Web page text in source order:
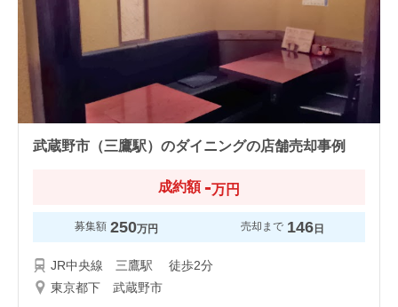
武蔵野市（三鷹駅）のダイニングの店舗売却事例
成約額 -万円
募集額 250万円 売却まで 146日
JR中央線 三鷹駅 徒歩2分
東京都下 武蔵野市